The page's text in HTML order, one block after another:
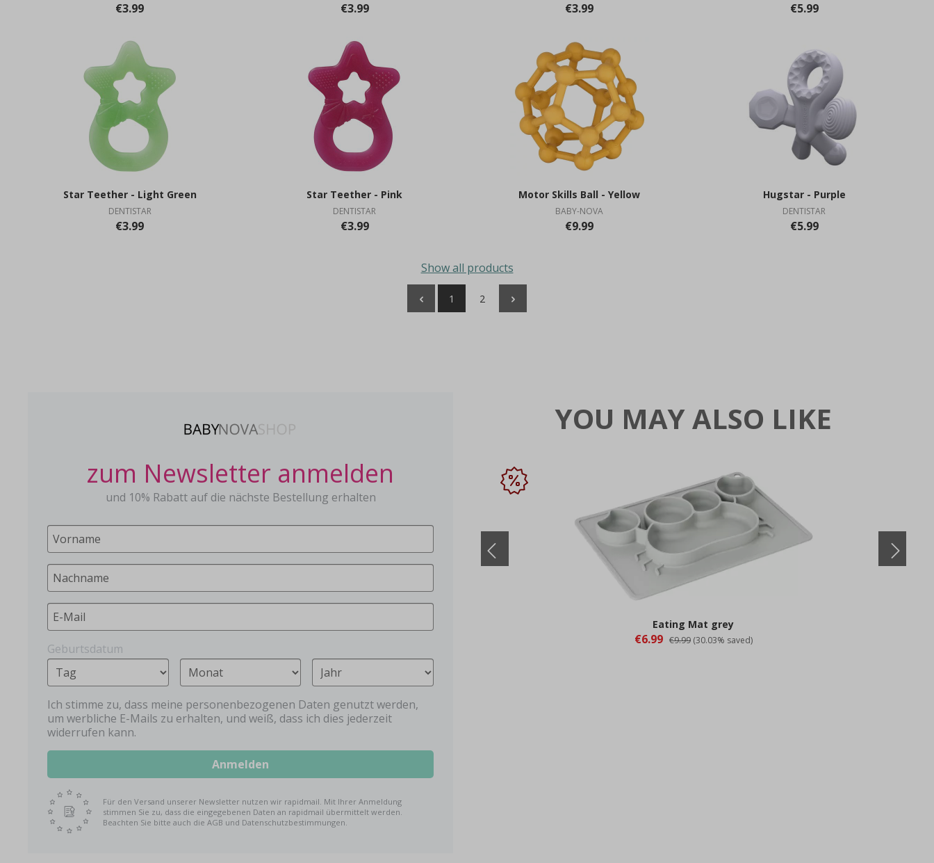
€3.99 €3.99 €3.99 €5.99
Star Teether - Light Green
DENTISTAR
€3.99
Star Teether - Pink
DENTISTAR
€3.99
Motor Skills Ball - Yellow
BABY-NOVA
€9.99
Hugstar - Purple
DENTISTAR
€5.99
Show all products
1 2
zum Newsletter anmelden
und 10% Rabatt auf die nächste Bestellung erhalten
Geburtsdatum
Ich stimme zu, dass meine personenbezogenen Daten genutzt werden,
um werbliche E-Mails zu erhalten, und weiß, dass ich dies jederzeit
widerrufen kann.
Anmelden
Für den Versand unserer Newsletter nutzen wir rapidmail. Mit Ihrer Anmeldung
stimmen Sie zu, dass die eingegebenen Daten an rapidmail übermittelt werden.
Beachten Sie bitte auch die AGB und Datenschutzbestimmungen.
YOU MAY ALSO LIKE
Eating Mat grey
€6.99 €9.99 (30.03% saved)